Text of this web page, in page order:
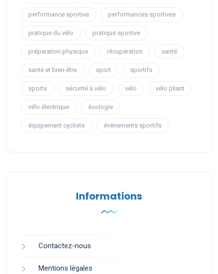
performance sportive performances sportives
pratique du vélo pratique sportive
préparation physique récupération santé
santé et bien-être sport sportifs
sports sécurité à vélo vélo vélo pliant
vélo électrique écologie
équipement cycliste événements sportifs
Informations
Contactez-nous
Mentions légales